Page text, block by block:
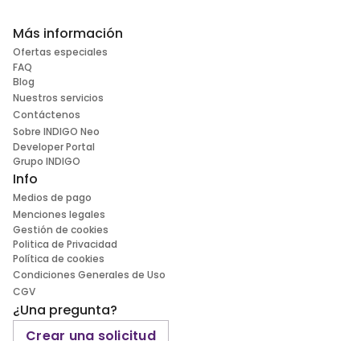
Más información
Ofertas especiales
FAQ
Blog
Nuestros servicios
Contáctenos
Sobre INDIGO Neo
Developer Portal
Grupo INDIGO
Info
Medios de pago
Menciones legales
Gestión de cookies
Politica de Privacidad
Política de cookies
Condiciones Generales de Uso
CGV
¿Una pregunta?
Crear una solicitud